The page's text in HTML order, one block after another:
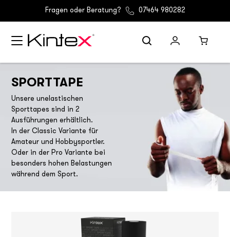
Fragen oder Beratung? 07464 980282
SPORTTAPE
Unsere unelastischen
Sporttapes sind in 2
Ausführungen erhältlich.
In der Classic Variante für
Amateur und Hobbysportler.
Oder in der Pro Variante bei
besonders hohen Belastungen
während dem Sport.